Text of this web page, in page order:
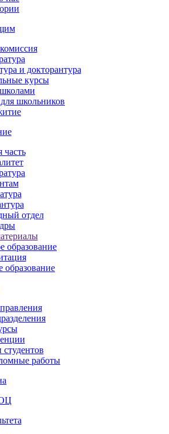
и докторантура
курсы
школьников
часть
отдел
образование
образование
работы